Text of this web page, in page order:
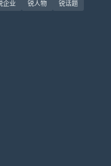
企业 锐人物 锐话题